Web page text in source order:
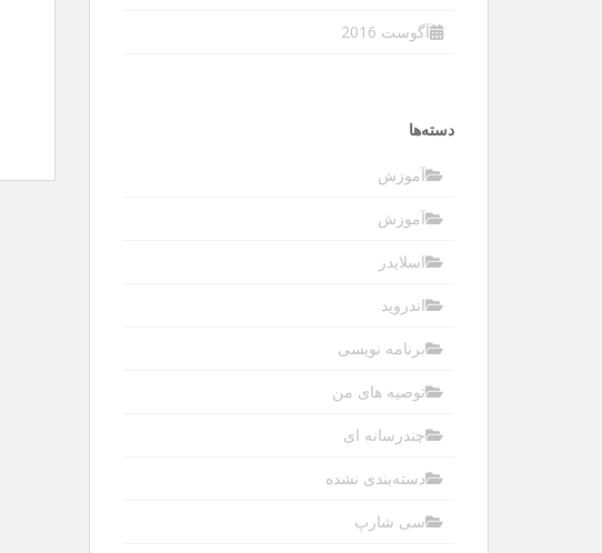
آگوست 2016
دسته‌ها
آموزش
آموزش
اسلایدر
اندروید
برنامه نویسی
توصیه های من
چندرسانه ای
دسته‌بندی نشده
سی شارپ